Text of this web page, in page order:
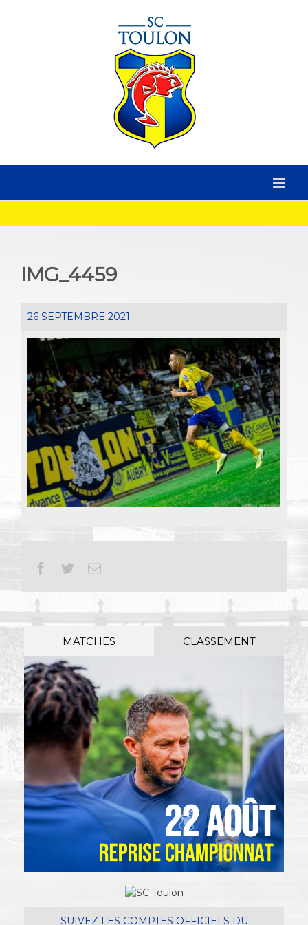
IMG_4459
26 SEPTEMBRE 2021
Facebook
TwitterEmail
MATCHES CLASSEMENT
SUIVEZ LES COMPTES OFFICIELS DU